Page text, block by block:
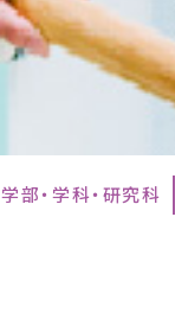
学部・学科・研究科